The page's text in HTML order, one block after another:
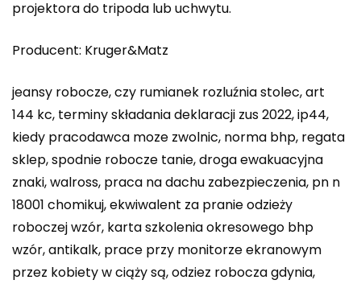
projektora do tripoda lub uchwytu.
Producent: Kruger&Matz
jeansy robocze, czy rumianek rozluźnia stolec, art
144 kc, terminy składania deklaracji zus 2022, ip44,
kiedy pracodawca moze zwolnic, norma bhp, regata
sklep, spodnie robocze tanie, droga ewakuacyjna
znaki, walross, praca na dachu zabezpieczenia, pn n
18001 chomikuj, ekwiwalent za pranie odzieży
roboczej wzór, karta szkolenia okresowego bhp
wzór, antikalk, prace przy monitorze ekranowym
przez kobiety w ciąży są, odziez robocza gdynia,